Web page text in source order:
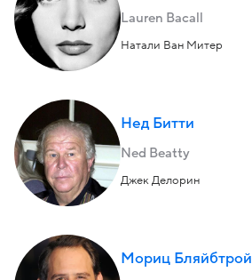
Lauren Bacall
Натали Ван Митер
Нед Битти
Ned Beatty
Джек Делорин
Мориц Бляйбтрой